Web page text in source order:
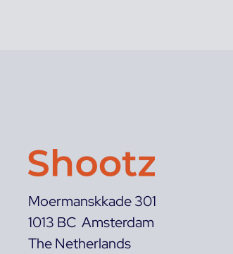
Moermanskkade 301
1013 BC Amsterdam
The Netherlands